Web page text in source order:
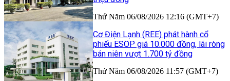
Thứ Năm 06/08/2026 12:16 (GMT+7)
Cơ Điện Lạnh (REE) phát hành cổ
phiếu ESOP giá 10.000 đồng, lãi ròng
bán niên vượt 1.700 tỷ đồng
Thứ Năm 06/08/2026 11:57 (GMT+7)